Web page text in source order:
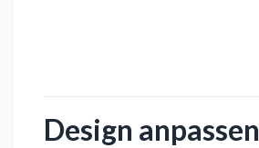
Design anpassen